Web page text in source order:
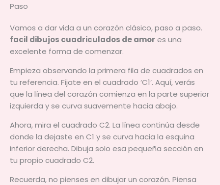
Paso
Vamos a dar vida a un corazón clásico, paso a paso.
facil dibujos cuadriculados de amor es una
excelente forma de comenzar.
Empieza observando la primera fila de cuadrados en
tu referencia. Fíjate en el cuadrado ‘C1’. Aquí, verás
que la línea del corazón comienza en la parte superior
izquierda y se curva suavemente hacia abajo.
Ahora, mira el cuadrado C2. La línea continúa desde
donde la dejaste en C1 y se curva hacia la esquina
inferior derecha. Dibuja solo esa pequeña sección en
tu propio cuadrado C2.
Recuerda, no pienses en dibujar un corazón. Piensa